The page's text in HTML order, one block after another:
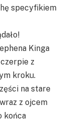
specyfikiem
Kinga
z
kroku.
na stare
z ojcem
końca